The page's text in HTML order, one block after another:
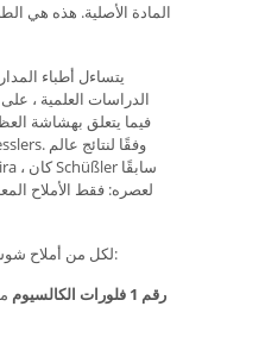
المادة الأصلية. هذه هي
يتساءل أطباء
الدراسات العلمية ،
فيما يتعلق بهشاشة
لعصره: فقط الأملاح
لكل من أملاح شوسلر الاثني عشر وظيفة خاصة:
رقم 1 فلورات الكالسيوم